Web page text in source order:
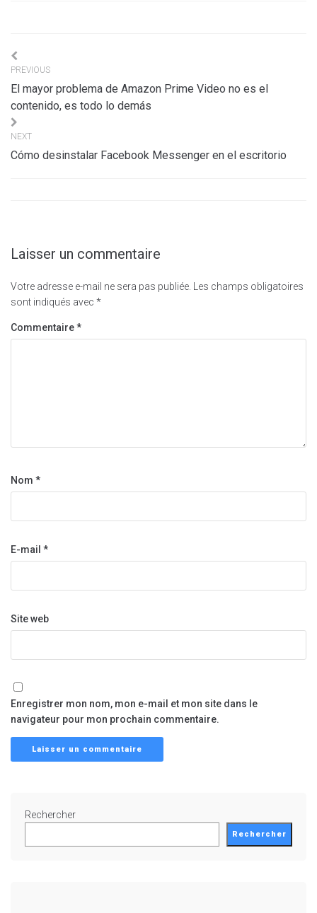
Navigation
de
l’article
PREVIOUS
El mayor problema de Amazon Prime Video no es el
contenido, es todo lo demás
NEXT
Cómo desinstalar Facebook Messenger en el escritorio
Laisser un commentaire
Votre adresse e-mail ne sera pas publiée.
Les champs obligatoires
sont indiqués avec *
Commentaire*
Nom *
E-mail *
Site web
Enregistrer mon nom, mon e-mail et mon site dans le
navigateur pour mon prochain commentaire.
Rechercher
Rechercher